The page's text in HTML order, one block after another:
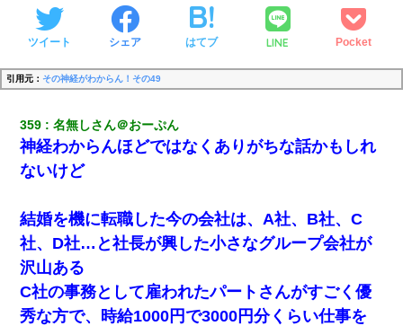
ツイート シェア はてブ LINE Pocket
引用元： その神経がわからん！その49
359 名無しさん＠おーぷん
神経わからんほどではなくありがちな話かもしれ
ないけど
結婚を機に転職した今の会社は、A社、B社、C
社、D社…と社長が興した小さなグループ会社が
沢山ある
C社の事務として雇われたパートさんがすごく優
秀な方で、時給1000円で3000円分くらい仕事を